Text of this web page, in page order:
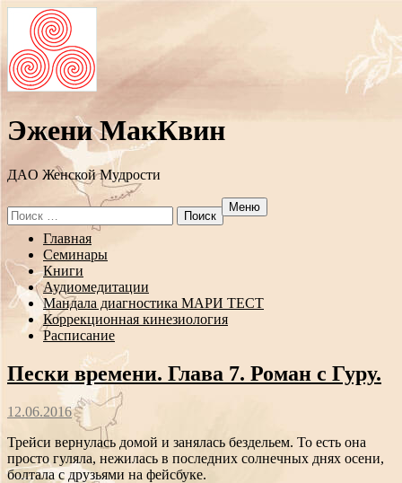
Эжени МакКвин
ДAO Женской Мудрости
Search
for:
Меню
Перейти
содержанию
Главная
Семинары
Книги
Аудиомедитации
Мандала диагностика МАРИ ТЕСТ
Коррекционная кинезиология
Расписание
Пески времени. Глава 7. Роман с Гуру.
12.06.2016
Трейси вернулась домой и занялась бездельем. То есть она
просто гуляла, нежилась в последних солнечных днях осени,
болтала с друзьями на фейсбуке.